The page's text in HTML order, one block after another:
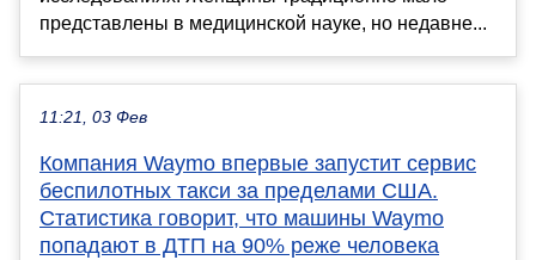
представлены в медицинской науке, но недавне...
11:21, 03 Фев
Компания Waymo впервые запустит сервис
беспилотных такси за пределами США.
Статистика говорит, что машины Waymo
попадают в ДТП на 90% реже человека